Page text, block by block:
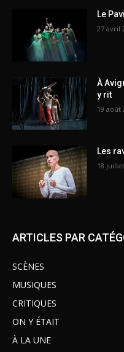
Le
27 avril
À
y rit
19 août
Les
18
ARTICLES PAR
SCÈNES
MUSIQUES
CRITIQUES
ON Y ÉTAIT
À LA UNE